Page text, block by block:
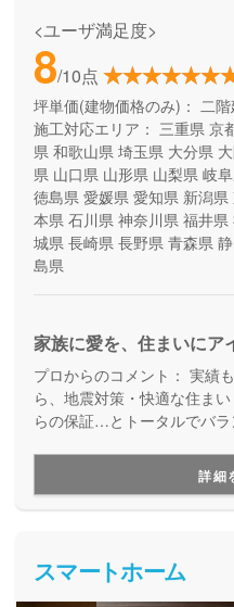
<ユーザ満足度>
8/10点
坪単価(建物価格のみ)： 二
施工対応エリア： 三重県 京
県 和歌山県 埼玉県 大分県
県 山口県 山形県 山梨県 岐
徳島県 愛媛県 愛知県 新潟県
本県 石川県 神奈川県 福井県
城県 長崎県 長野県 青森県
島県
家族に愛を、住まいにア
プロからのコメント： 実績
ら、地震対策・快適な住ま
らの保証…とトータルでバ
用できる間取り提案も得意
住まいをお求めの方、安心
い方にもお勧めしています。
詳細
スマートホーム